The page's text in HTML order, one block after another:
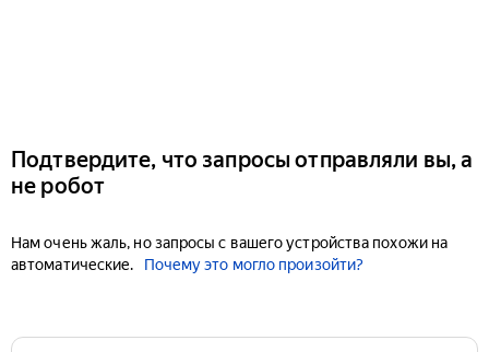
Подтвердите, что запросы отправляли вы, а
не робот
Нам очень жаль, но запросы с вашего устройства похожи на
автоматические.
Почему это могло произойти?